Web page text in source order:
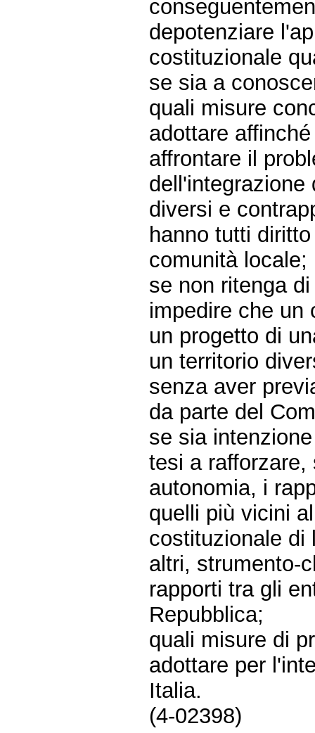
depotenziare
costituzionale
se sia a
quali misure
adottare
affrontare il
dell'integrazione
diversi e
hanno tutti
comunità locale;
se non ritenga
impedire che un
un progetto di
un territorio
senza aver
da parte del
se sia
tesi a rafforzare,
autonomia, i
quelli più vicini
costituzionale di
altri, strumento-
rapporti tra gli
Repubblica;
quali misure di
adottare per
Italia.
(4-02398)